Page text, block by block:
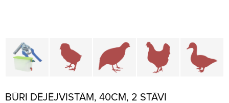
Būru daļas un piederumiBrūderi un jaunputnu būri
Būri paipalām un irbēm
Būri vistām
BŪRI DĒJĒJVISTĀM, 40CM, 2 STĀVI